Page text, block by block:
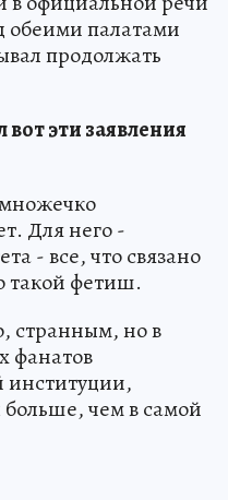
обеими палатами
продолжать
эти заявления
Для него -
- все, что связано
такой фетиш.
странным, но в
фанатов
институции,
чем в самой